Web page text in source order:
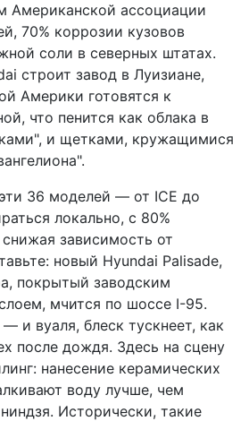
Американской ассоциации
70% коррозии кузовов
соли в северных штатах.
строит завод в Луизиане,
Америки готовятся к
что пенится как облака в
и щетками, кружащимися
36 моделей — от ICE до
локально, с 80%
зависимость от
новый Hyundai Palisade,
покрытый заводским
мчится по шоссе I-95.
и вуаля, блеск тускнеет, как
после дождя. Здесь на сцену
нанесение керамических
воду лучше, чем
Исторически, такие